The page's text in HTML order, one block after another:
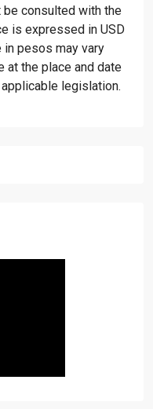
be consulted with the
is expressed in USD
in pesos may vary
at the place and date
legislation.